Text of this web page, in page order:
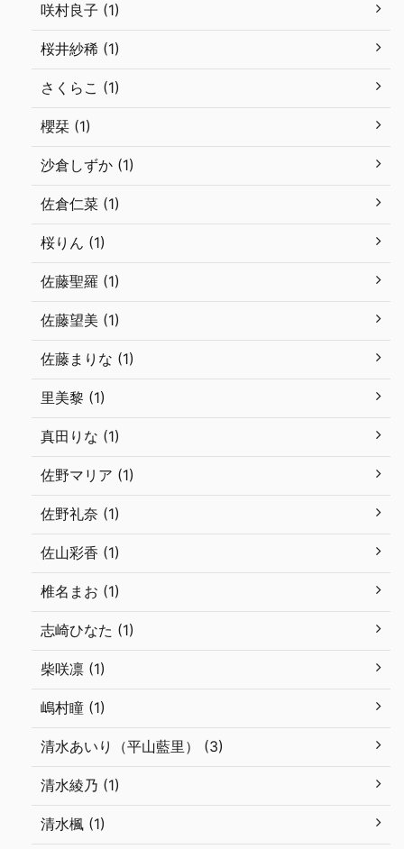
咲村良子 (1)
桜井紗稀 (1)
さくらこ (1)
櫻栞 (1)
沙倉しずか (1)
佐倉仁菜 (1)
桜りん (1)
佐藤聖羅 (1)
佐藤望美 (1)
佐藤まりな (1)
里美黎 (1)
真田りな (1)
佐野マリア (1)
佐野礼奈 (1)
佐山彩香 (1)
椎名まお (1)
志崎ひなた (1)
柴咲凛 (1)
嶋村瞳 (1)
清水あいり（平山藍里） (3)
清水綾乃 (1)
清水楓 (1)